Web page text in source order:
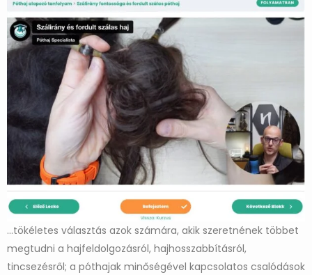
…tökéletes választás azok számára, akik szeretnének többet
megtudni a hajfeldolgozásról, hajhosszabbításról,
tincsezésről; a póthajak minőségével kapcsolatos csalódások